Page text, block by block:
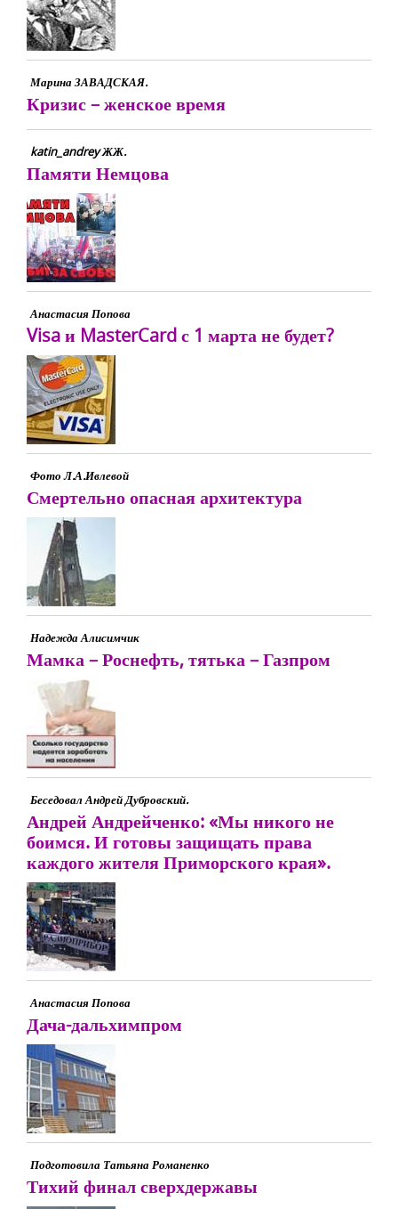
Марина ЗАВАДСКАЯ.
Кризис – женское время
katin_andrey ЖЖ.
Памяти Немцова
Анастасия Попова
Visa и MasterCard с 1 марта не будет?
Фото Л.А.Ивлевой
Смертельно опасная архитектура
Надежда Алисимчик
Мамка – Роснефть, тятька – Газпром
Беседовал Андрей Дубровский.
Андрей Андрейченко: «Мы никого не
боимся. И готовы защищать права
каждого жителя Приморского края».
Анастасия Попова
Дача-дальхимпром
Подготовила Татьяна Романенко
Тихий финал сверхдержавы